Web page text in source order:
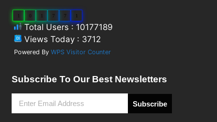
1 1 7 7 1
Total Users : 10177189
Views Today : 3712
Powered By WPS Visitor Counter
Subscribe To Our Best Newsletters
Subscribe